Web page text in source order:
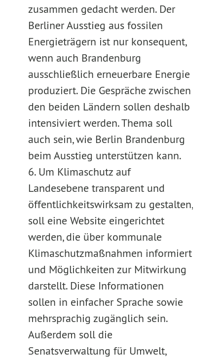
zusammen gedacht werden. Der
Berliner Ausstieg aus fossilen
Energieträgern ist nur konsequent,
wenn auch Brandenburg
ausschließlich erneuerbare Energie
produziert. Die Gespräche zwischen
den beiden Ländern sollen deshalb
intensiviert werden. Thema soll
auch sein, wie Berlin Brandenburg
beim Ausstieg unterstützen kann.
6. Um Klimaschutz auf
Landesebene transparent und
öffentlichkeitswirksam zu gestalten,
soll eine Website eingerichtet
werden, die über kommunale
Klimaschutzmaßnahmen informiert
und Möglichkeiten zur Mitwirkung
darstellt. Diese Informationen
sollen in einfacher Sprache sowie
mehrsprachig zugänglich sein.
Außerdem soll die
Senatsverwaltung für Umwelt,